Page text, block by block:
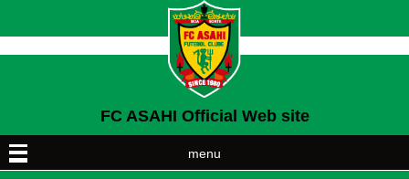
FC ASAHI Official Web site
menu